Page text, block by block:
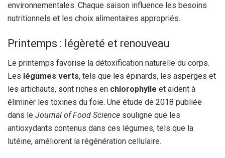
environnementales. Chaque saison influence les besoins
nutritionnels et les choix alimentaires appropriés.
Printemps : légèreté et renouveau
Le printemps favorise la détoxification naturelle du corps.
Les légumes verts, tels que les épinards, les asperges et
les artichauts, sont riches en chlorophylle et aident à
éliminer les toxines du foie. Une étude de 2018 publiée
dans le Journal of Food Science souligne que les
antioxydants contenus dans ces légumes, tels que la
lutéine, améliorent la régénération cellulaire.